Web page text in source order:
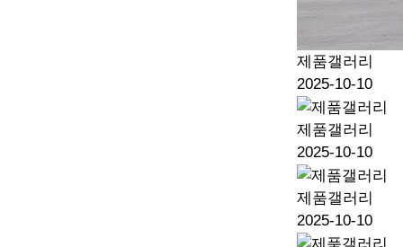
제품갤러리
2025-10-10
제품갤러리
2025-10-10
제품갤러리
2025-10-10